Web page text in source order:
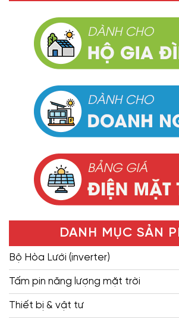
DANH MỤC SẢN
Bộ Hòa Lưới (inverter)
Tấm pin năng lượng mặt trời
Thiết bị & vật tư